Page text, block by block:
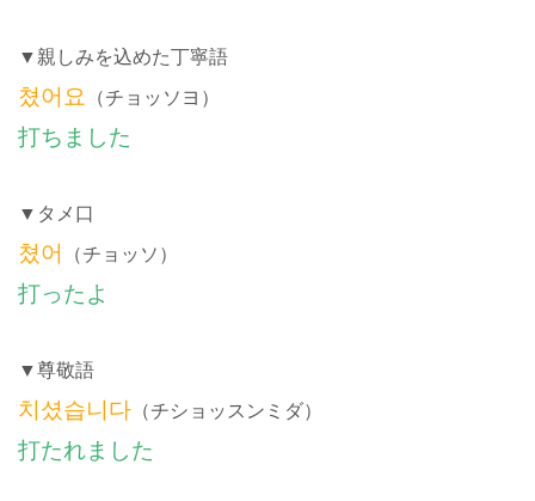
▼親しみを込めた丁寧語
쳤어요 （チョッソヨ）
打ちました
▼タメ口
쳤어 （チョッソ）
打ったよ
▼尊敬語
치셨습니다 （チショッスンミダ）
打たれました